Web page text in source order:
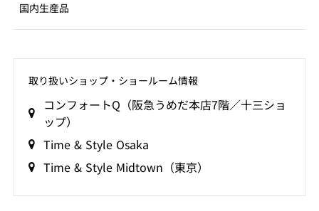
国内生産品
取り扱いショップ‧ショールーム情報
コンフォートQ（阪急うめだ本店7階／十三ショ
ップ）
Time & Style Osaka
Time & Style Midtown（東京）